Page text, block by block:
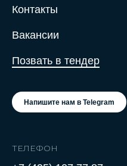
ТЕЛЕФОН
Контакты
Вакансии
Позвать в тендер
Напишите нам в Telegram